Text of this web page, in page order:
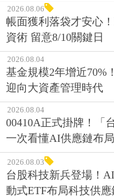
2026.08.06
帳面獲利落袋才安心
資術 留意8/10關鍵日
2026.08.04
基金規模2年增近70%
迎向大資產管理時代
2026.08.04
00410A正式掛牌！「
一次看懂AI供應鏈布局
2026.08.03
台股科技新兵登場！
動式ETF布局科技供